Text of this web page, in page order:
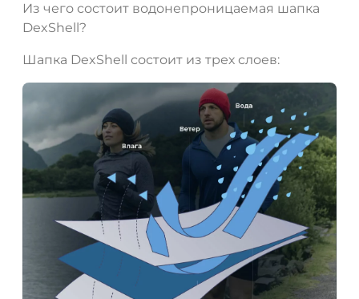
Из чего состоит водонепроницаемая шапка
DexShell?
Шапка DexShell состоит из трех слоев: